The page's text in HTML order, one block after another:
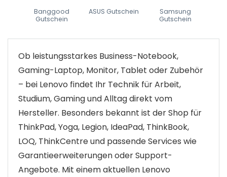
Banggood
Gutschein
ASUS Gutschein
Samsung
Gutschein
Ob leistungsstarkes Business-Notebook,
Gaming-Laptop, Monitor, Tablet oder Zubehör
– bei Lenovo findet Ihr Technik für Arbeit,
Studium, Gaming und Alltag direkt vom
Hersteller. Besonders bekannt ist der Shop für
ThinkPad, Yoga, Legion, IdeaPad, ThinkBook,
LOQ, ThinkCentre und passende Services wie
Garantieerweiterungen oder Support-
Angebote. Mit einem aktuellen Lenovo